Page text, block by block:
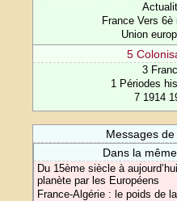
France Vers 6è
Union
5
3
1 Périodes
7 1914
Messages
Dans la
Du 15ème siècle à
planète par les Européens
France-Algérie : le poids de